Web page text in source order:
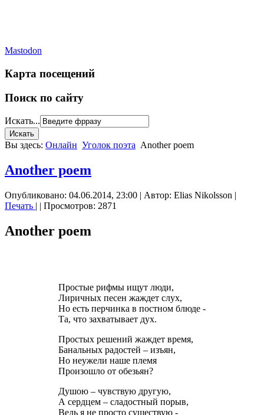
Mastodon
Карта посещений
Поиск по сайту
Искать...
Вы здесь: Онлайн Уголок поэта Another poem
Another poem
Опубликовано: 04.06.2014, 23:00 | Автор: Elias Nikolsson |
Печать | | Просмотров: 2871
Another poem
Простые рифмы ищут люди,
Лиричных песен жаждет слух,
Но есть перчинка в постном блюде -
Та, что захватывает дух.
Простых решений жаждет время,
Банальных радостей – изъян,
Но неужели наше племя
Произошло от обезьян?
Душою – чувствую другую,
А сердцем – сладостный порыв,
Ведь я не просто существую -